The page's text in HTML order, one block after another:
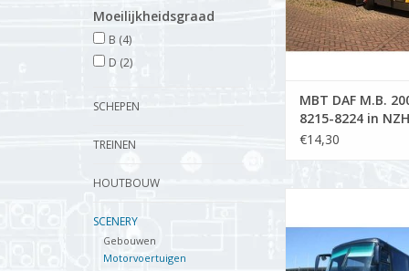
Moeilijkheidsgraad
B (4)
D (2)
SCHEPEN
TREINEN
HOUTBOUW
SCENERY
Gebouwen
Motorvoertuigen
MBT DAF M.B.
8215-8224 in NZH
uitvoering -
€14,30
(40.03.006)
TOEVOEGEN AAN